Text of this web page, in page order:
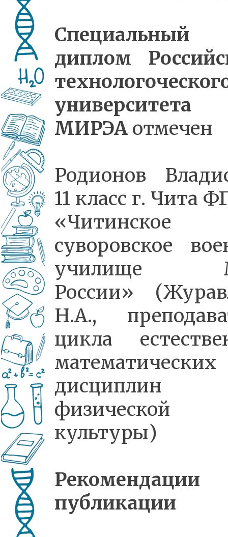
Специальный
диплом
университета
МИРЭА отмечен
Родионов
11 класс г. Чита
«Читинское
суворовское
училище
России»
Н.А.,
цикла
математических
физической
культуры)
публикации